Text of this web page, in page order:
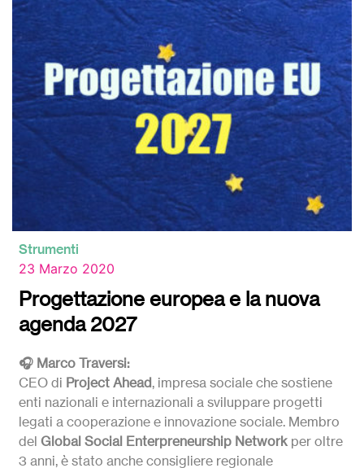
Strumenti
23 Marzo 2020
Progettazione europea e la nuova
agenda 2027
🎧 Marco Traversi:
CEO di Project Ahead, impresa sociale che sostiene
enti nazionali e internazionali a sviluppare progetti
legati a cooperazione e innovazione sociale. Membro
del Global Social Enterpreneurship Network per oltre
3 anni, è stato anche consigliere regionale